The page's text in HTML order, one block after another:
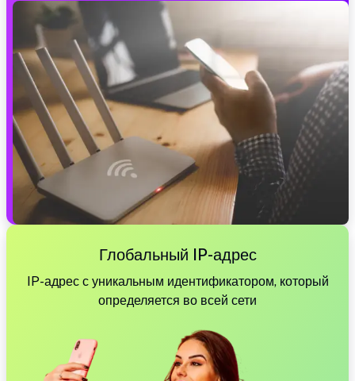
Глобальный IP-адрес
IP-адрес с уникальным идентификатором, который
определяется во всей сети